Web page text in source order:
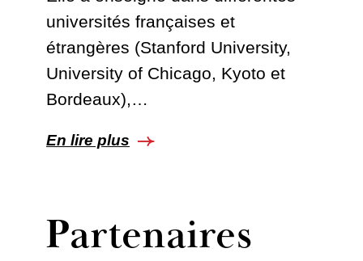
universités françaises et
étrangères (Stanford University,
University of Chicago, Kyoto et
Bordeaux),…
En lire plus
Partenaires